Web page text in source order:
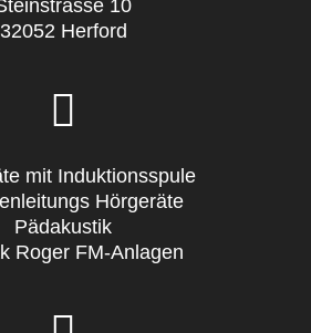
10
32052 Herford
mit Induktionsspule
Hörgeräte
Pädakustik
Roger FM-Anlagen